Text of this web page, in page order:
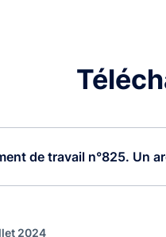
de travail n°825. Un
2024